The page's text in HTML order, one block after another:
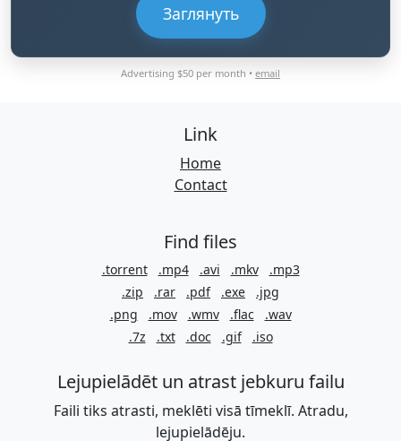
Заглянуть
Advertising $50 per month • email
Link
Home
Contact
Find files
.torrent .mp4 .avi .mkv
.mp3
.zip
.rar .pdf .exe
.jpg
.png
.mov .wmv .flac
.wav
.7z
.txt .doc .gif .iso
Lejupielādēt un atrast jebkuru failu
Faili tiks atrasti, meklēti visā tīmeklī. Atradu,
lejupielādēju.